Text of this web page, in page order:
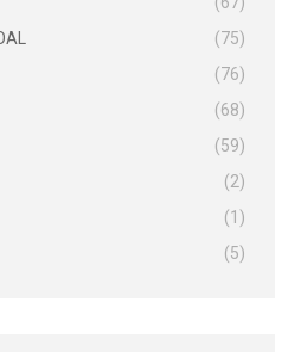
(75)
(76)
(68)
(59)
(2)
(1)
(5)